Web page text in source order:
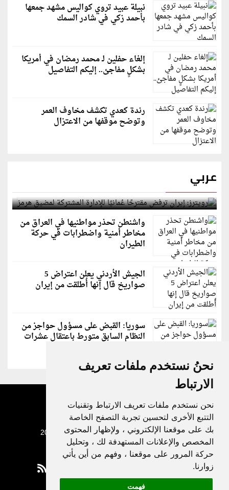
نحنُ نستخدم ملفات تعريف
الارتباط
نحن نستخدم ملفات تعريف الارتباط وتقنيات
التتبع الأخرى لتحسين تجربة التصفح الخاصة
بك على موقعنا الإلكتروني ، ولإظهار المحتوى
المخصص والإعلانات المستهدفة لك ، وتحليل
حركة المرور على موقعنا ، وفهم من أين يأتي
زوارنا.
فهمت
نبيلة عبيد تروي كواليس مشهد جمعها
بأحمد زكي في شادر السمك
إلغاء حفلين لـ محمد رمضان في أمريكا
بشكلٍ مفاجئ.. إليكم التفاصيل
رندة كعدي تكشف مخاوف العمر
وتوضح موقفها من الاعتزال
عربي
رويترز: إيران ترفض مقترحًا عُمانيًا للإدارة المشتركة
لمضيق هرمز
واشنطن تحذر مواطنيها في العراق من
مخاطر أمنية واضطرابات في حركة
الطيران
الجيش الأردني يعلن اعتراض 5
صواريخ قال إنها أُطلقت من إيران
سوريا: القبض على مسؤول حواجز من
النظام السابق متورط باعتقال عشرات
جميع الحقوق محفوظة لدنيا الوطن © 2003 - 2022